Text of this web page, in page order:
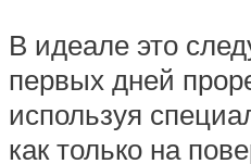
В идеале это
первых дней
используя
как только на